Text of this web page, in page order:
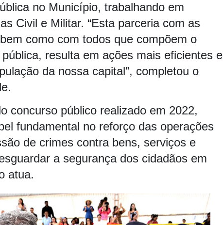
no Município, trabalhando em
Civil e Militar. “Esta parceria com as
como com todos que compõem o
resulta em ações mais eficientes e
da nossa capital”, completou o
concurso público realizado em 2022,
fundamental no reforço das operações
de crimes contra bens, serviços e
a segurança dos cidadãos em
atua.